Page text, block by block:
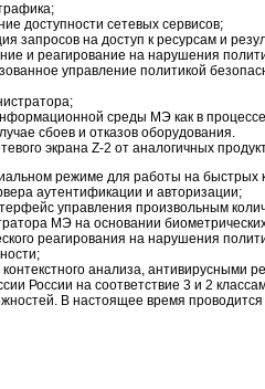
доступности сетевых сервисов;
запросов на доступ к ресурсам и
и реагирование на нарушения
управление политикой
среды МЭ как в
сбоев и отказов оборудования.
экрана Z-2 от аналогичных
режиме для работы на быстрых
аутентификации и авторизации;
управления произвольным
МЭ на основании
реагирования на нарушения
анализа, антивирусными
России на соответствие 3 и 2
В настоящее время